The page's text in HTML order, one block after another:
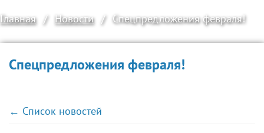
Главная / Новости / Спецпредложения февраля!
Спецпредложения февраля!
← Список новостей